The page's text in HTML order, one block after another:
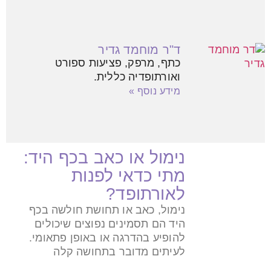
ד"ר מוחמד גדיר
כתף, מרפק, פציעות ספורט
ואורתופדיה כללית.
מידע נוסף »
נימול או כאב בכף היד:
מתי כדאי לפנות
לאורתופד?
נימול, כאב או תחושת חולשה בכף
היד הם תסמינים נפוצים שיכולים
להופיע בהדרגה או באופן פתאומי.
לעיתים מדובר בתחושה קלה